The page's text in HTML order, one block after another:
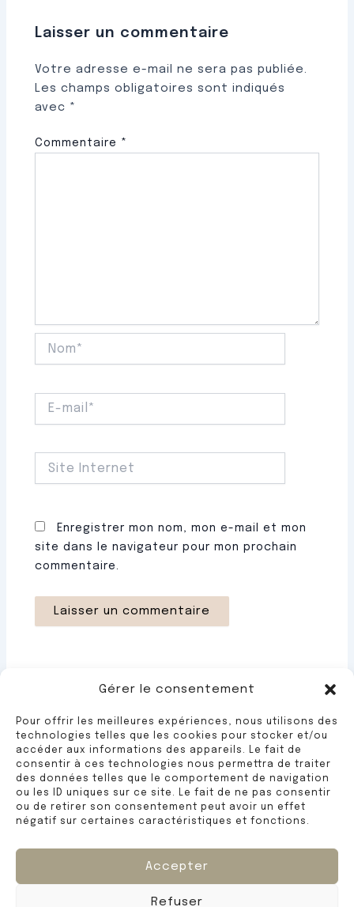
Gérer le consentement
Pour offrir les meilleures expériences, nous utilisons des
technologies telles que les cookies pour stocker et/ou
accéder aux informations des appareils. Le fait de
consentir à ces technologies nous permettra de traiter
des données telles que le comportement de navigation
ou les ID uniques sur ce site. Le fait de ne pas consentir
ou de retirer son consentement peut avoir un effet
négatif sur certaines caractéristiques et fonctions.
Accepter
Refuser
Laisser un commentaire
Votre adresse e-mail ne sera pas publiée.
Les champs obligatoires sont indiqués
avec *
Commentaire *
Internet
Enregistrer mon nom, mon e-mail et mon
site dans le navigateur pour mon prochain
commentaire.
108 Rue Henry Chéron
14100 Lisieux
02 31 31 44 30
Midi et soir
Copyright © 2026 - Pizza Pasta